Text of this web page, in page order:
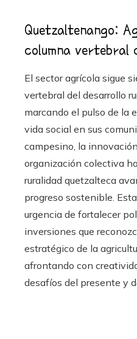
Quetzaltenango:
columna vertebral
El sector agrícola sigue
vertebral del desarrollo
marcando el pulso de la
vida social en sus
campesino, la
organización colectiva
ruralidad quetzalteca
progreso sostenible.
urgencia de fortalecer
inversiones que
estratégico de la
afrontando con
desafíos del presente y